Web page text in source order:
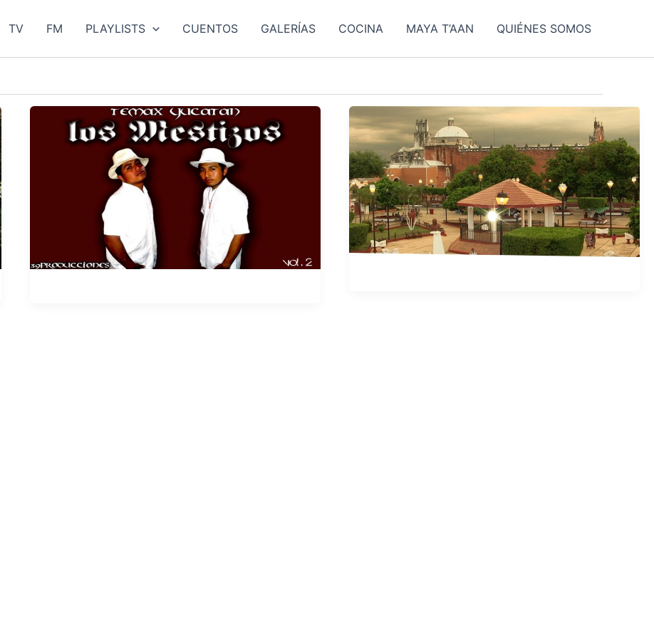
TV FM PLAYLISTS CUENTOS GALERÍAS COCINA MAYA T’AAN QUIÉNES SOMOS